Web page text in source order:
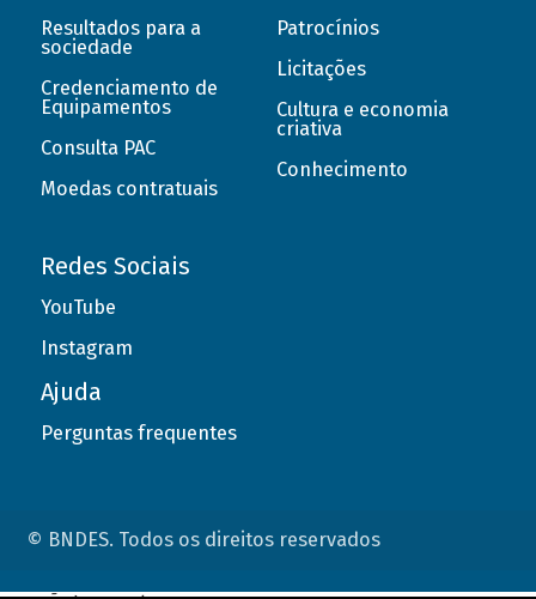
Resultados para a
sociedade
Credenciamento de
Equipamentos
Consulta PAC
Moedas contratuais
Patrocínios
Licitações
Cultura e economia
criativa
Conhecimento
Redes Sociais
YouTube
Instagram
Ajuda
Perguntas frequentes
© BNDES. Todos os direitos reservados